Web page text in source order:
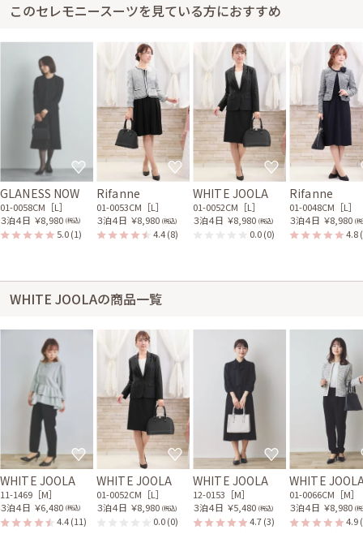
このセレモニースーツを見ている方におすすめ
GLANESS NOW
01-0058CM［L］
３泊４日 ￥8,980 (税込)
5.0(1)
Rifanne
01-0053CM［L］
３泊４日 ￥8,980 (税込)
4.4(8)
WHITE JOOLA
01-0052CM［L］
３泊４日 ￥8,980 (税込)
0.0(0)
Rifanne
01-0048CM［L］
３泊４日 ￥8,980 (
4.8
WHITE JOOLAの商品一覧
WHITE JOOLA
11-1469［M］
３泊４日 ￥6,480 (税込)
4.4(11)
WHITE JOOLA
01-0052CM［L］
３泊４日 ￥8,980 (税込)
0.0(0)
WHITE JOOLA
12-0153［M］
３泊４日 ￥5,480 (税込)
4.7(3)
WHITE
01-0066CM［M］
３泊４日 ￥8,980 (
4.9